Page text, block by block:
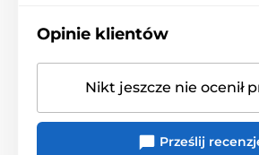
elastyczny materiał świetnie się
lepiej układa ( 90% poliamid, 10%
Miamor, półbiustonosz Miamor, figi
Miamor, podwiązki Miamor, Miamor
Opinie klientów
Nikt jeszcze nie ocenił
Prześlij